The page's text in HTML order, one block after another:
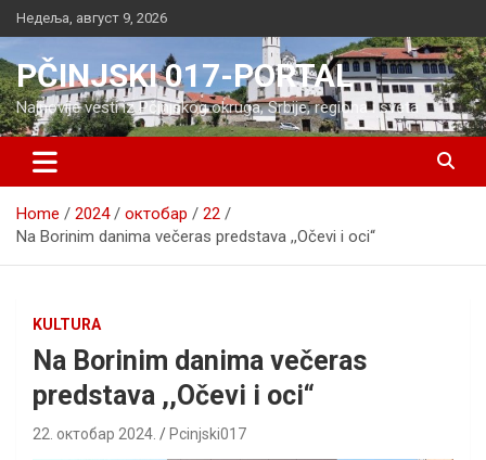
Skip
to
content
Недеља, август 9, 2026
PČINJSKI 017-PORTAL
Najnovije vesti iz Pčinjskog okruga, Srbije, regiona i sveta
Home 2024 октобар
22
Na Borinim danima večeras predstava ,,Očevi i oci“
KULTURA
Na Borinim danima večeras
predstava ,,Očevi i oci“
22. октобар 2024. Pcinjski017